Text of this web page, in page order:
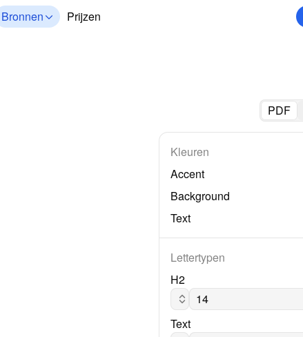
Bronnen Prijzen
PDF
Kleuren
Accent
Background
Text
Lettertypen
H2
Calibri regular
Text